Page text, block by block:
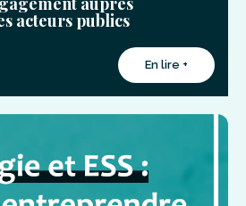
acteurs publics
En lire +